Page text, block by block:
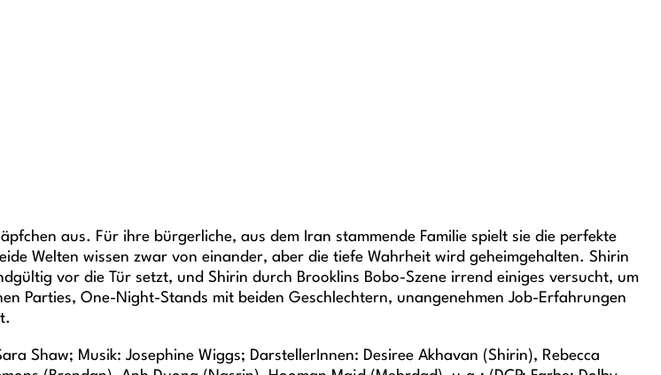
aus. Für ihre bürgerliche, aus dem Iran stammende Familie spielt sie die perfekte
Welten wissen zwar von einander, aber die tiefe Wahrheit wird geheimgehalten. Shirin
vor die Tür setzt, und Shirin durch Brooklins Bobo-Szene irrend einiges versucht, um
Parties, One-Night-Stands mit beiden Geschlechtern, unangenehmen Job-Erfahrungen
Shaw; Musik: Josephine Wiggs; DarstellerInnen: Desiree Akhavan (Shirin), Rebecca